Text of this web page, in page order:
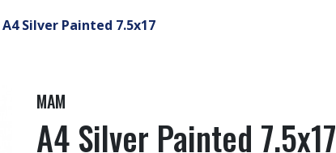
A4 Silver Painted 7.5x17
MAM
A4 Silver Painted 7.5x17